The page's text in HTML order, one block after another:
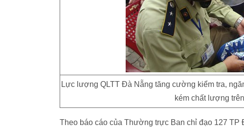
Lực lượng QLTT Đà Nẵng tăng cường kiểm tra,
kém chất lượng
Theo báo cáo của Thường trực Ban chỉ đạo 127